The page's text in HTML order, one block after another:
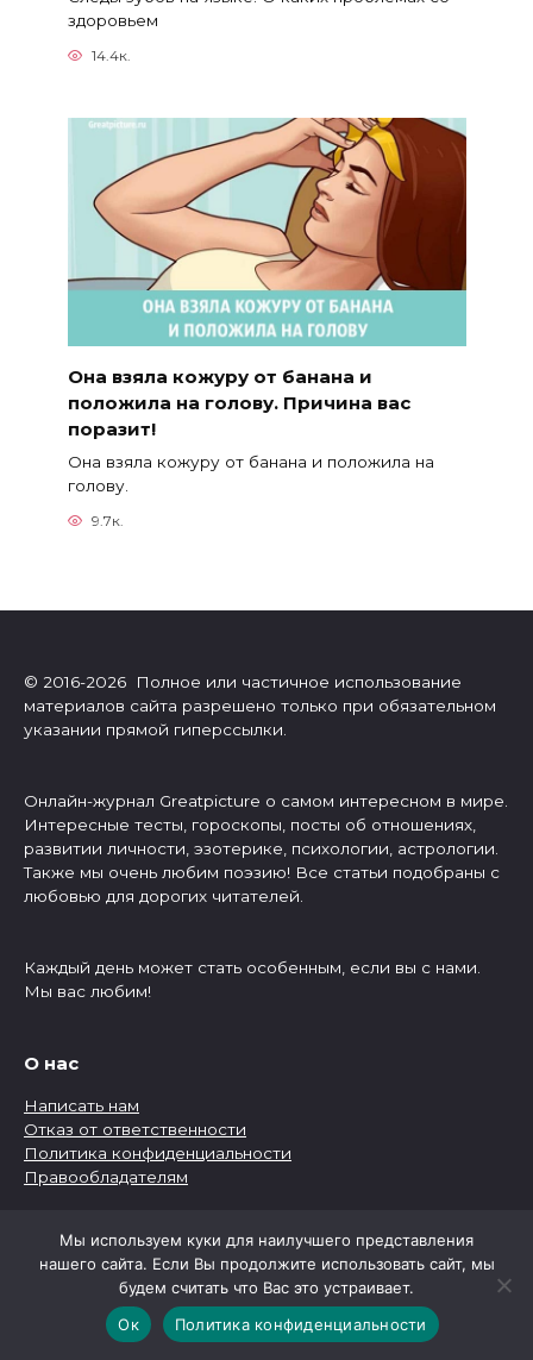
здоровьем
14.4к.
Она взяла кожуру от банана и
положила на голову. Причина вас
поразит!
Она взяла кожуру от банана и положила на
голову.
9.7к.
© 2016-2026 Полное или частичное использование
материалов сайта разрешено только при обязательном
указании прямой гиперссылки.
Онлайн-журнал Greatpicture о самом интересном в мире.
Интересные тесты, гороскопы, посты об отношениях,
развитии личности, эзотерике, психологии, астрологии.
Также мы очень любим поэзию! Все статьи подобраны с
любовью для дорогих читателей.
Каждый день может стать особенным, если вы с нами.
Мы вас любим!
О нас
Написать нам
Отказ от ответственности
Политика конфиденциальности
Правообладателям
Рубрики
Мы используем куки для наилучшего представления
нашего сайта. Если Вы продолжите использовать сайт, мы
будем считать что Вас это устраивает.
Ок
Политика конфиденциальности